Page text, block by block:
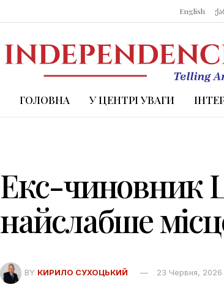
English
ГОЛОВНА У ЦЕНТРІ УВАГИ
Екс-чиновник
найслабше
BY КИРИЛО СУХОЦЬКИЙ 23 Червня, 2026